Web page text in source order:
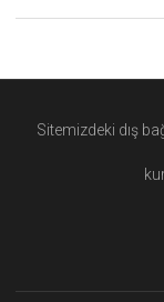
Sitemizdeki dış